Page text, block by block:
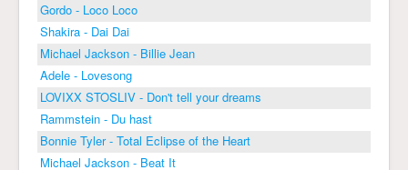
Gordo - Loco Loco
Shakira - Dai Dai
Michael Jackson - Billie Jean
Adele - Lovesong
LOVIXX STOSLIV - Don't tell your dreams
Rammstein - Du hast
Bonnie Tyler - Total Eclipse of the Heart
Michael Jackson - Beat It